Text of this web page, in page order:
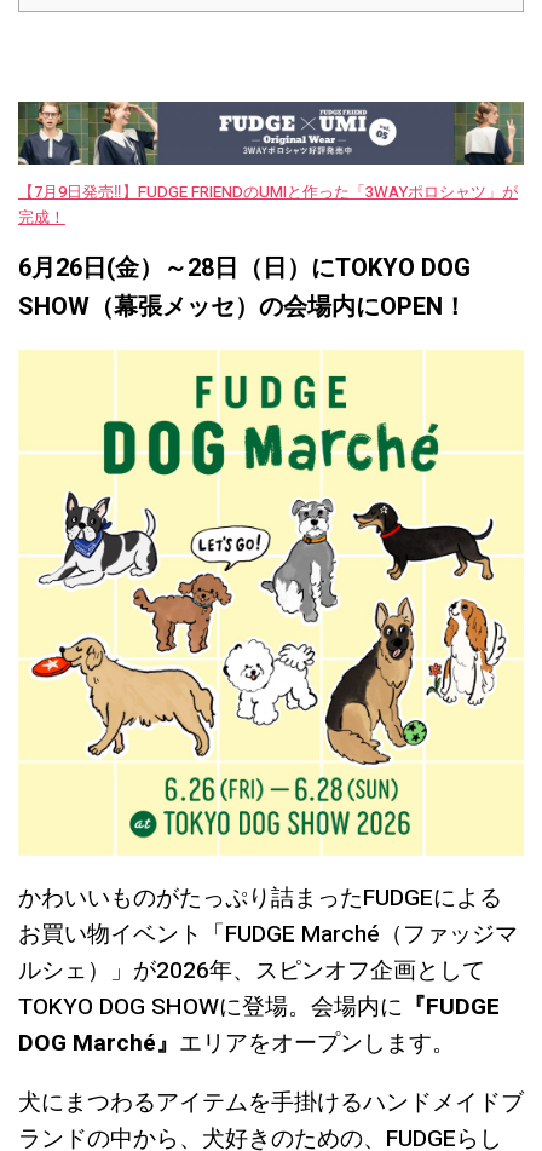
【7月9日発売‼︎】FUDGE FRIENDのUMIと作った「3WAYポロシャツ」が
完成！
6月26日(金）～28日（日）にTOKYO DOG
SHOW（幕張メッセ）の会場内にOPEN！
かわいいものがたっぷり詰まったFUDGEによる
お買い物イベント「FUDGE Marché（ファッジマ
ルシェ）」が2026年、スピンオフ企画として
TOKYO DOG SHOWに登場。会場内に 『FUDGE
DOG Marché』 エリアをオープンします。
犬にまつわるアイテムを手掛けるハンドメイドブ
ランドの中から、犬好きのための、FUDGEらし